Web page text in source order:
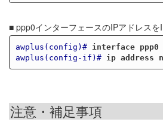
■ ppp0インターフェースのIPアドレス
awplus(config)# interface ppp0
awplus(config-if)#
ip address
注意・補足事項